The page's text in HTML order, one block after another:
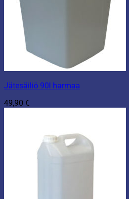
Jätesäiliö 90l harmaa
49,90 €